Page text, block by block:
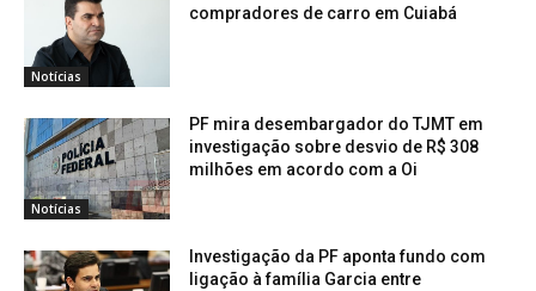
Notícias
compradores de carro em Cuiabá
Notícias
PF mira desembargador do TJMT em
investigação sobre desvio de R$ 308
milhões em acordo com a Oi
Investigação da PF aponta fundo com
ligação à família Garcia entre